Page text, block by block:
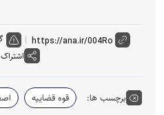
برچسب ها: قوه قضاییه